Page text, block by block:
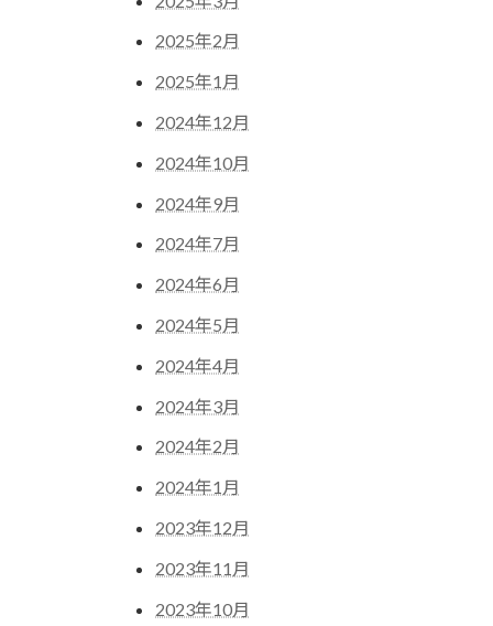
2025年2月
2025年1月
2024年12月
2024年10月
2024年9月
2024年7月
2024年6月
2024年5月
2024年4月
2024年3月
2024年2月
2024年1月
2023年12月
2023年11月
2023年10月